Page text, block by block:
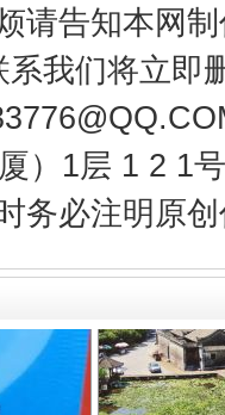
请告知本网
我们将立即
）1层 1 2 1
务必注明原
“